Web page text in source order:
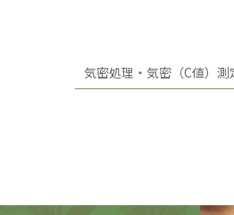
気密処理・気密（C値）